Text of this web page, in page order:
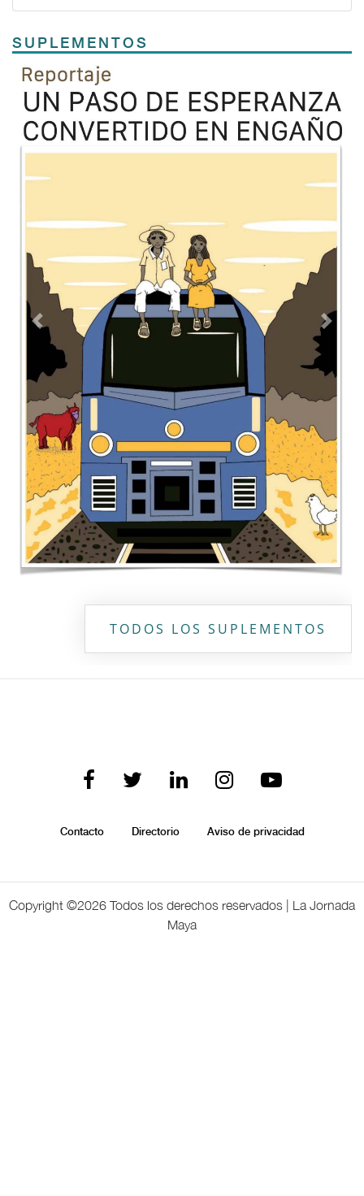
SUPLEMENTOS
Previous
TODOS LOS SUPLEMENTOS
Contacto Directorio Aviso de privacidad
Copyright ©2026 Todos los derechos reservados | La Jornada
Maya